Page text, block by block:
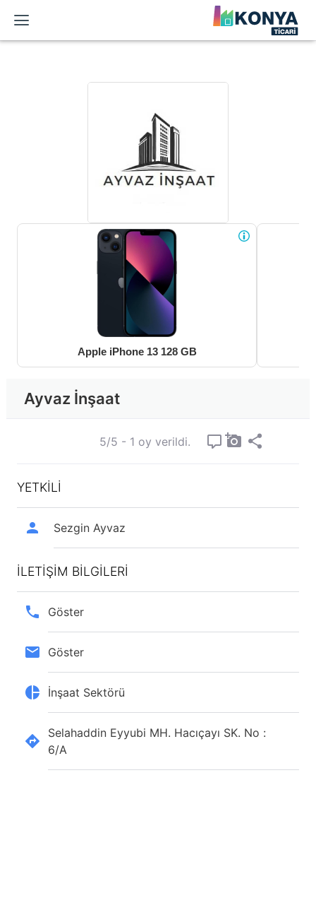
Apple iPhone 13 128 GB
Ayvaz İnşaat
5/5 - 1 oy verildi.
YETKİLİ
Sezgin Ayvaz
İLETİŞİM BİLGİLERİ
Göster
Göster
İnşaat Sektörü
Selahaddin Eyyubi MH. Hacıçayı SK. No :
6/A